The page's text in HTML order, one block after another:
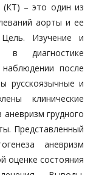
(КТ) – это один из
аорты и ее
Изучение и
в диагностике
после
русскоязычные и
клинические
грудного
Представленный
аневризм
оценке состояния